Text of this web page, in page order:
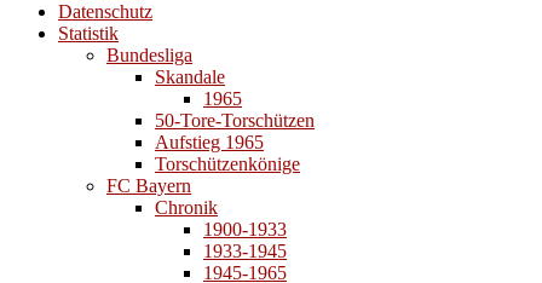
Datenschutz
Statistik
Bundesliga
Skandale
1965
50-Tore-Torschützen
Aufstieg 1965
Torschützenkönige
FC Bayern
Chronik
1900-1933
1933-1945
1945-1965